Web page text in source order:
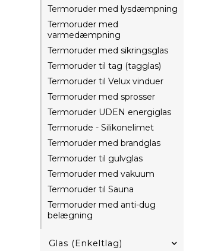
Termoruder med lysdæmpning
Termoruder med
varmedæmpning
Termoruder med sikringsglas
Termoruder til tag (tagglas)
Termoruder til Velux vinduer
Termoruder med sprosser
Termoruder UDEN energiglas
Termorude - Silikonelimet
Termoruder med brandglas
Termoruder til gulvglas
Termoruder med vakuum
Termoruder til Sauna
Termoruder med anti-dug
belægning
Glas (Enkeltlag)